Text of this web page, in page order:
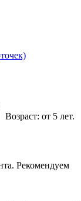
Возраст: от 5 лет.
Рекомендуем